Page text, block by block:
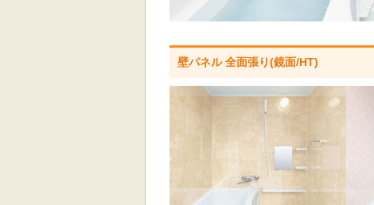
壁パネル 全面張り(鏡面/HT)